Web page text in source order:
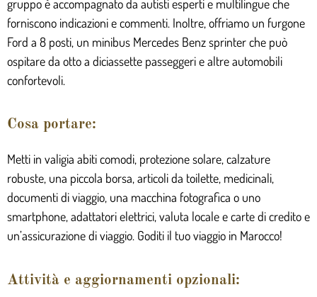
gruppo è accompagnato da autisti esperti e multilingue che
forniscono indicazioni e commenti. Inoltre, offriamo un furgone
Ford a 8 posti, un minibus Mercedes Benz sprinter che può
ospitare da otto a diciassette passeggeri e altre automobili
confortevoli.
Cosa portare:
Metti in valigia abiti comodi, protezione solare, calzature
robuste, una piccola borsa, articoli da toilette, medicinali,
documenti di viaggio, una macchina fotografica o uno
smartphone, adattatori elettrici, valuta locale e carte di credito e
un’assicurazione di viaggio. Goditi il tuo viaggio in Marocco!
Attività e aggiornamenti opzionali: